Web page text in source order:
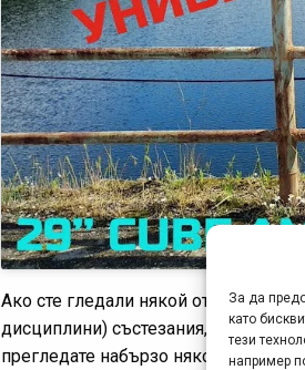
За да
като
тези
например
Ако сте гледали някой от
дисциплини) състезания, със
прегледате набързо няколко от